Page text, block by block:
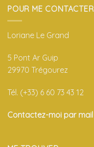
POUR ME CONTACTER
Loriane Le Grand
5 Pont Ar Guip
29970 Trégourez
Tél. (+33) 6 60 73 43 12
Contactez-moi par mail